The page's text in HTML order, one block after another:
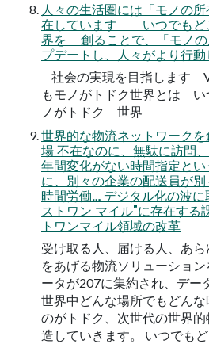
人々の生活圏には「モノの
在しています いつでもど
界を 創ることで、「モノ
プデートし、人々がより行
社会の実現を目指します
もモノがトドク世界とは
ノがトドク 世界
世界的な物流ネットワーク
場 不在なのに、無駄に訪問
年間変化がない時間指定と
に、別々の企業の配送員が
時間労働… デジタル化の波
ストワン マイル"に存在する
トワンマイル領域の改革
受け取る人、届ける人、あら
をあげる物流ソリューショ
ータが207に集約され、デー
世界中どんな場所でもどん
のがトドク、次世代の世界
造していきます。 いつでも